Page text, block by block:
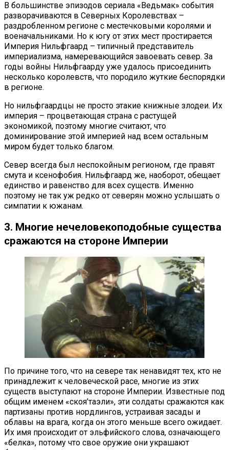
В большинстве эпизодов сериала «Ведьмак» события
разворачиваются в Северных Королевствах –
раздробленном регионе с местечковыми королями и
военачальниками. Но к югу от этих мест простирается
Империя Нильфгаард – типичный представитель
империализма, намеревающийся завоевать север. За
годы войны Нильфгаарду уже удалось присоединить
несколько королевств, что породило жуткие беспорядки
в регионе.
Но нильфгаардцы не просто этакие книжные злодеи. Их
империя – процветающая страна с растущей
экономикой, поэтому многие считают, что
доминирование этой империей над всем остальным
миром будет только благом.
Север всегда был неспокойным регионом, где правят
смута и ксенофобия. Нильфгаард же, наоборот, обещает
единство и равенство для всех существ. Именно
поэтому не так уж редко от северян можно услышать о
симпатии к южанам.
3. Многие нечеловекоподобные существа
сражаются на стороне Империи
По причине того, что на севере так ненавидят тех, кто не
принадлежит к человеческой расе, многие из этих
существ выступают на стороне Империи. Известные под
общим именем «скоя’таэли», эти солдаты сражаются как
партизаны против нордлингов, устраивая засады и
облавы на врага, когда он этого меньше всего ожидает.
Их имя происходит от эльфийского слова, означающего
«белка», потому что свое оружие они украшают